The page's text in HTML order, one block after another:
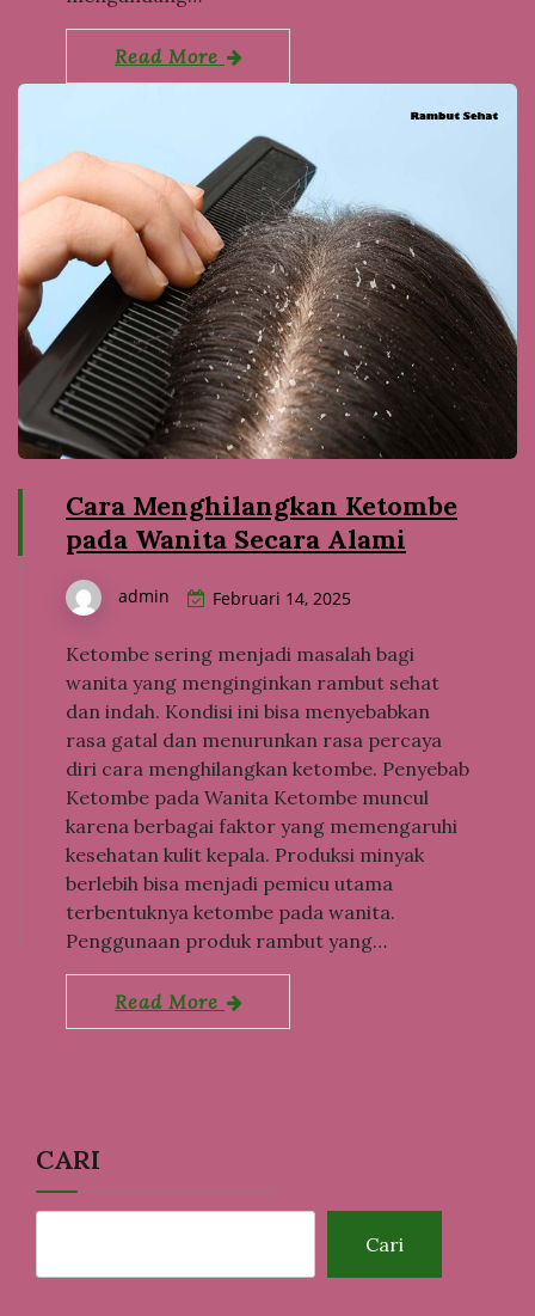
Read More
Cara Menghilangkan Ketombe
pada Wanita Secara Alami
admin Februari 14, 2025
Ketombe sering menjadi masalah bagi
wanita yang menginginkan rambut sehat
dan indah. Kondisi ini bisa menyebabkan
rasa gatal dan menurunkan rasa percaya
diri cara menghilangkan ketombe. Penyebab
Ketombe pada Wanita Ketombe muncul
karena berbagai faktor yang memengaruhi
kesehatan kulit kepala. Produksi minyak
berlebih bisa menjadi pemicu utama
terbentuknya ketombe pada wanita.
Penggunaan produk rambut yang…
Read More
CARI
Cari